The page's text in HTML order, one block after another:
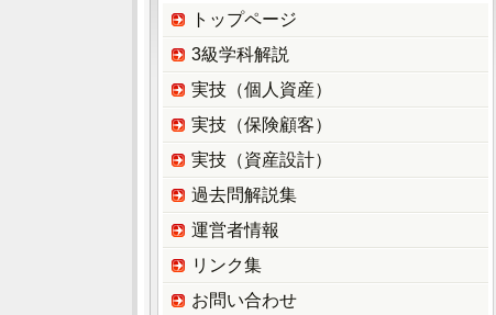
トップページ
3級学科解説
実技（個人資産）
実技（保険顧客）
実技（資産設計）
過去問解説集
運営者情報
リンク集
お問い合わせ